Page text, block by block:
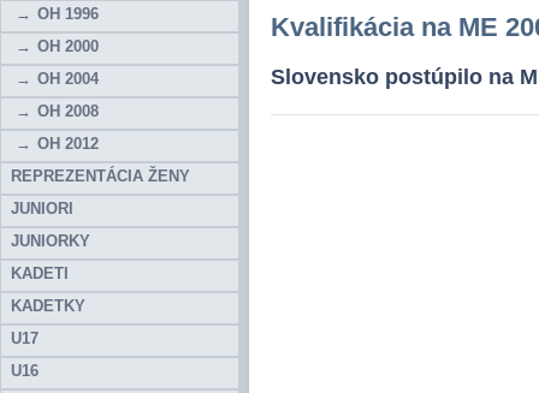
OH 1996
OH 2000
OH 2004
OH 2008
OH 2012
REPREZENTÁCIA ŽENY
JUNIORI
JUNIORKY
KADETI
KADETKY
U17
U16
Kvalifikácia na ME
Slovensko postúpilo na